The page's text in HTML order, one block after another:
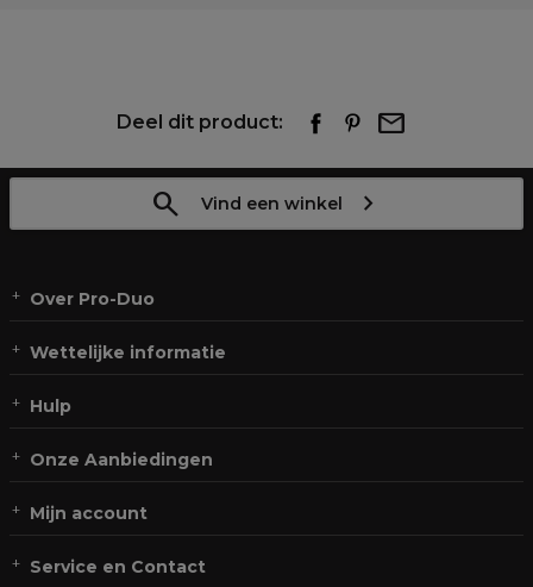
Deel dit product:
Vind een winkel
Over Pro-Duo
Wettelijke informatie
Hulp
Onze Aanbiedingen
Mijn account
Service en Contact